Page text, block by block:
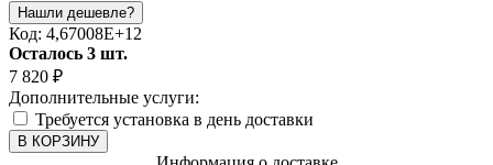
Код: 4,67008E+12
Осталось 3 шт.
7 820 ₽
Дополнительные услуги:
Требуется установка в день доставки
В КОРЗИНУ